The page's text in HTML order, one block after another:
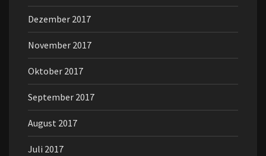
Dezember 2017
November 2017
Oktober 2017
September 2017
August 2017
Juli 2017